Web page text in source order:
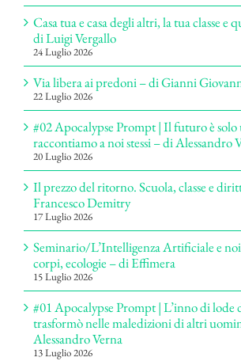
Casa tua e casa degli altri, la tua classe e
di Luigi Vergallo
24 Luglio 2026
Via libera ai predoni – di Gianni
22 Luglio 2026
#02 Apocalypse Prompt | Il futuro è solo
raccontiamo a noi stessi – di Alessandro
20 Luglio 2026
Il prezzo del ritorno. Scuola, classe e
Francesco Demitry
17 Luglio 2026
Seminario/L’Intelligenza Artificiale e
corpi, ecologie – di Effimera
15 Luglio 2026
#01 Apocalypse Prompt | L’inno di lode
trasformò nelle maledizioni di altri
Alessandro Verna
13 Luglio 2026